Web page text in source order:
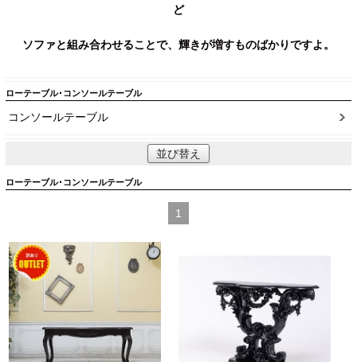
ど
ソファと組み合わせることで、輝きが増すものばかりですよ。
ローテーブル･コンソールテーブル
コンソールテーブル
並び替え
ローテーブル･コンソールテーブル
1